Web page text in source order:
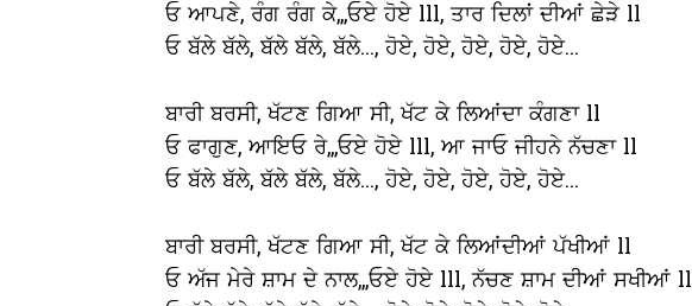
ਓ ਆਪਣੇ, ਰੰਗ ਰੰਗ ਕੇ,,,ਓਏ ਹੋਏ lll, ਤਾਰ ਦਿਲਾਂ ਦੀਆਂ ਛੇੜੇ ll
ਓ ਬੱਲੇ ਬੱਲੇ, ਬੱਲੇ ਬੱਲੇ, ਬੱਲੇ..., ਹੋਏ, ਹੋਏ, ਹੋਏ, ਹੋਏ, ਹੋਏ...
ਬਾਰੀ ਬਰਸੀ, ਖੱਟਣ ਗਿਆ ਸੀ, ਖੱਟ ਕੇ ਲਿਆਂਦਾ ਕੰਗਣਾ ll
ਓ ਫਾਗੁਣ, ਆਇਓ ਰੇ,,,ਓਏ ਹੋਏ lll, ਆ ਜਾਓ ਜੀਹਨੇ ਨੱਚਣਾ ll
ਓ ਬੱਲੇ ਬੱਲੇ, ਬੱਲੇ ਬੱਲੇ, ਬੱਲੇ..., ਹੋਏ, ਹੋਏ, ਹੋਏ, ਹੋਏ, ਹੋਏ...
ਬਾਰੀ ਬਰਸੀ, ਖੱਟਣ ਗਿਆ ਸੀ, ਖੱਟ ਕੇ ਲਿਆਂਦੀਆਂ ਪੱਖੀਆਂ ll
ਓ ਅੱਜ ਮੇਰੇ ਸ਼ਾਮ ਦੇ ਨਾਲ,,,ਓਏ ਹੋਏ lll, ਨੱਚਣ ਸ਼ਾਮ ਦੀਆਂ ਸਖੀਆਂ ll